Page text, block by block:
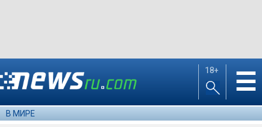
18+ ☰
В МИРЕ